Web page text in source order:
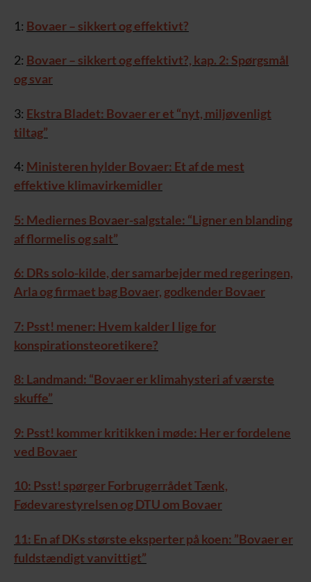
1: Bovaer – sikkert og effektivt?
2: Bovaer – sikkert og effektivt?, kap. 2: Spørgsmål
og svar
3: Ekstra Bladet: Bovaer er et “nyt, miljøvenligt
tiltag”
4: Ministeren hylder Bovaer: Et af de mest
effektive klimavirkemidler
5: Mediernes Bovaer-salgstale: “Ligner en blanding
af flormelis og salt”
6: DRs solo-kilde, der samarbejder med regeringen,
Arla og firmaet bag Bovaer, godkender Bovaer
7: Psst! mener: Hvem kalder I lige for
konspirationsteoretikere?
8: Landmand: “Bovaer er klimahysteri af værste
skuffe”
9: Psst! kommer kritikken i møde: Her er fordelene
ved Bovaer
10: Psst! spørger Forbrugerrådet Tænk,
Fødevarestyrelsen og DTU om Bovaer
11: En af DKs største eksperter på koen: ”Bovaer er
fuldstændigt vanvittigt”